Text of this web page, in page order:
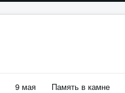
9 мая Память в камне